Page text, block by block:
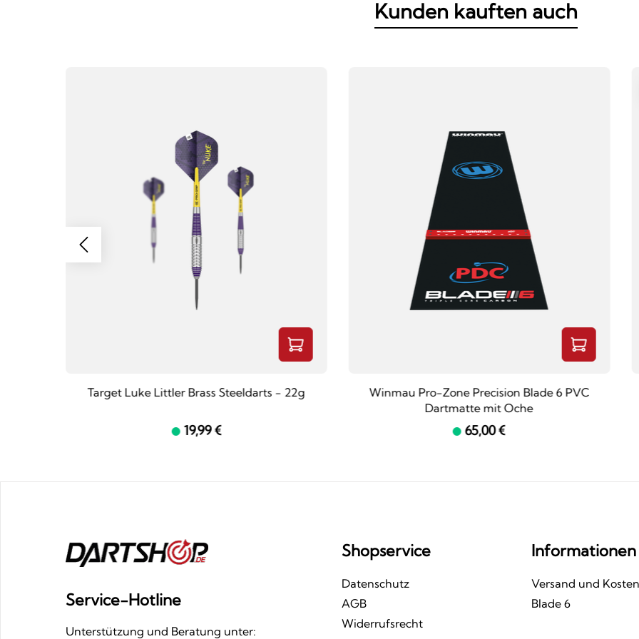
Kunden kauften auch
Target Luke Littler Brass Steeldarts - 22g
19,99 €
Winmau Pro-Zone Precision Blade 6 PVC
Dartmatte mit Oche
65,00 €
Service-Hotline
Unterstützung und Beratung unter:
Shopservice
Datenschutz
AGB
Widerrufsrecht
Informationen
Versand und
Blade 6